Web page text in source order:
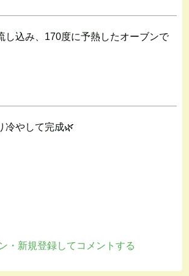
し込み、170度に予熱したオーブンで
冷やして完成🌿
・新規登録してコメントする